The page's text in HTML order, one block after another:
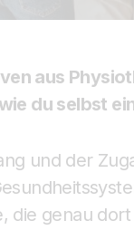
aus
du selbst
und der
genau